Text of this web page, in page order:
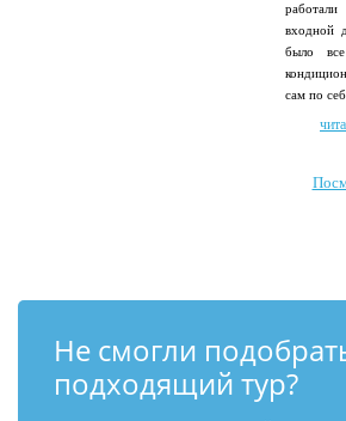
входной
было
сам по
Не смогли
подходящий тур?